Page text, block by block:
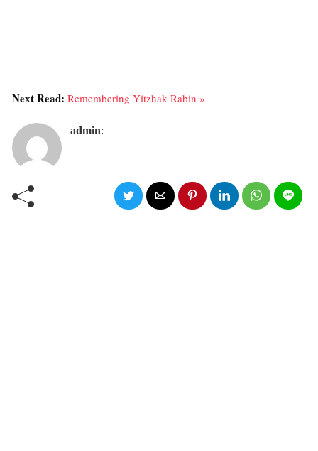
Next Read: Remembering Yitzhak Rabin »
admin: